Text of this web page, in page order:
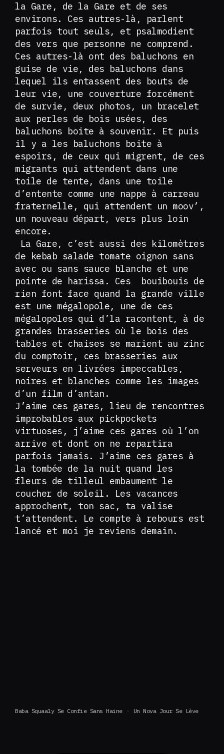
la Gare, de la Gare et de ses
environs. Ces autres-là, parlent
parfois tout seuls, et psalmodient
des vers que personne ne comprend.
Ces autres-là ont des baluchons en
guise de vie, des baluchons dans
lequel ils entassent des bouts de
leur vie, une couverture forcément
de survie, deux photos, un bracelet
aux perles de bois usées, des
baluchons boite à souvenir. Et puis
il y a les baluchons boite à
espoirs, de ceux qui migrent, de ces
migrants qui attendent dans une
toile de tente, dans une toile
d’entente comme une nappe à carreau
fraternelle, qui attendent un moov’,
un nouveau départ, vers plus loin
encore.
La Gare, c’est aussi des kilomètres
de kebab salade tomate oignon sans
avec ou sans sauce blanche et une
pointe de harissa. Ces bouibouis de
rien font face quand la grande ville
est une mégalopole, une de ces
mégalopoles qui d’la racontent, à de
grandes brasseries où le bois des
tables et chaises se marient au zinc
du comptoir, ces brasseries aux
serveurs en livrées impeccables,
noires et blanches comme les images
d’un film d’antan.
J’aime ces gares, lieu de rencontres
improbables aux pickpockets
virtuoses, j’aime ces gares où l’on
arrive et dont on ne repartira
parfois jamais. J’aime ces gares à
la tombée de la nuit quand les
fleurs de tilleul embaument le
coucher de soleil. Les vacances
approchent, ton sac, ta valise
t’attendent. Le compte à rebours est
lancé et moi je reviens demain.
Baba Squaaly Se Confie Sans Haine Un Nova Jour Se Lève